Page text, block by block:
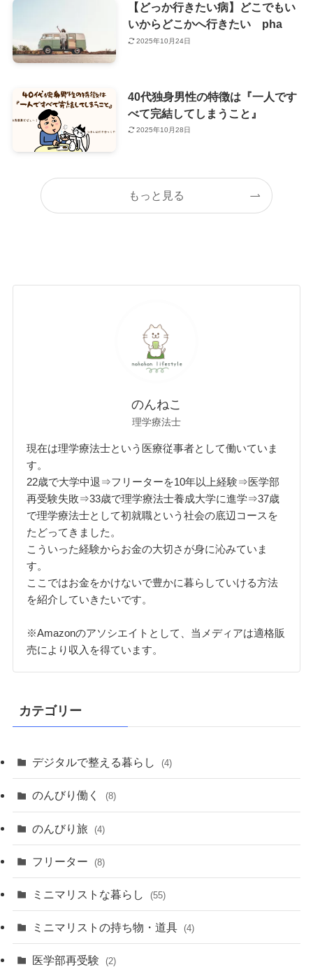
【どっか行きたい病】どこでもい
いからどこかへ行きたい pha
2025年10月24日
40代独身男性の特徴は『一人です
べて完結してしまうこと』
2025年10月28日
もっと見る
のんねこ
理学療法士
現在は理学療法士という医療従事者として働いていま
す。
22歳で大学中退⇒フリーターを10年以上経験⇒医学部
再受験失敗⇒33歳で理学療法士養成大学に進学⇒37歳
で理学療法士として初就職という社会の底辺コースを
たどってきました。
こういった経験からお金の大切さが身に沁みていま
す。
ここではお金をかけないで豊かに暮らしていける方法
を紹介していきたいです。
※Amazonのアソシエイトとして、当メディアは適格販
売により収入を得ています。
カテゴリー
デジタルで整える暮らし (4)
のんびり働く (8)
のんびり旅 (4)
フリーター (8)
ミニマリストな暮らし (55)
ミニマリストの持ち物・道具 (4)
医学部再受験 (2)